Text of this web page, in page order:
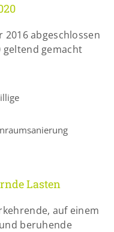
2016 abgeschlossen
geltend gemacht
Lasten
auf einem
beruhende